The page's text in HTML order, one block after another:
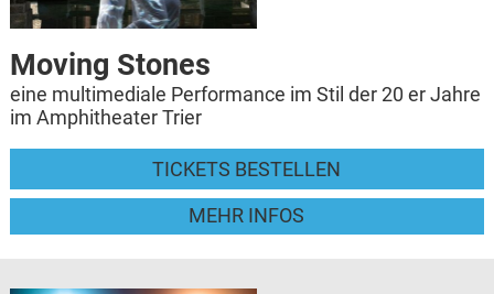
Moving Stones
eine multimediale Performance im Stil der 20 er Jahre
im Amphitheater Trier
TICKETS BESTELLEN
MEHR INFOS